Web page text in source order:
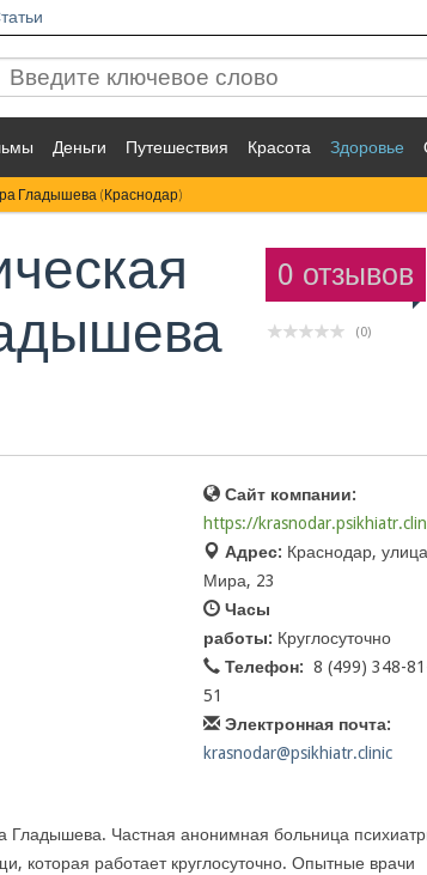
Деньги Путешествия Красота Здоровье
Гладышева (Краснодар)
0 отзывов
(0)
Сайт компании:
https://
Адрес: Краснодар, улица
Мира, 23
Часы
работы: Круглосуточно
Телефон: 8 (499) 348-
51
Электронная почта:
krasnodar@psikhiatr.clinic
Гладышева. Частная анонимная больница
которая работает круглосуточно. Опытные врачи